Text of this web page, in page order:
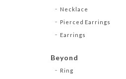
Necklace
Pierced Earrings
Earrings
Beyond
Ring